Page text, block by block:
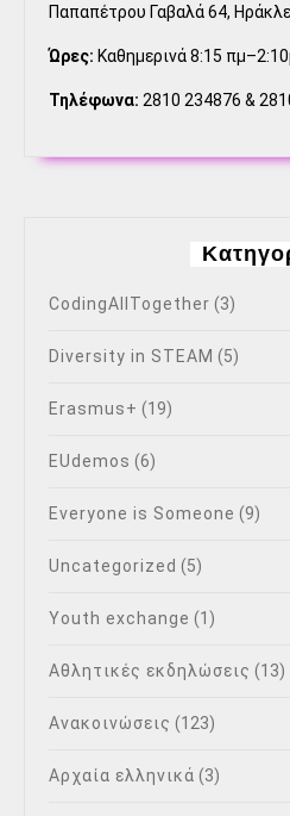
Παπαπέτρου Γαβαλά 64,
Ώρες: Καθημερινά 8:15
Τηλέφωνα: 2810 234876 &
CodingAllTogether (3)
Diversity in STEAM (5)
Erasmus+ (19)
EUdemos (6)
Everyone is Someone (9)
Uncategorized (5)
Youth exchange (1)
Αθλητικές εκδηλώσεις (13)
Ανακοινώσεις (123)
Αρχαία ελληνικά (3)